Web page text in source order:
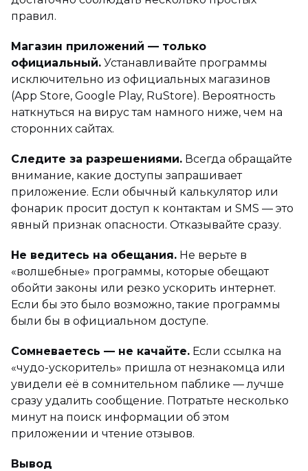
правил.
Магазин приложений — только
официальный. Устанавливайте программы
исключительно из официальных магазинов
(App Store, Google Play, RuStore). Вероятность
наткнуться на вирус там намного ниже, чем на
сторонних сайтах.
Следите за разрешениями. Всегда обращайте
внимание, какие доступы запрашивает
приложение. Если обычный калькулятор или
фонарик просит доступ к контактам и SMS — это
явный признак опасности. Отказывайте сразу.
Не ведитесь на обещания. Не верьте в
«волшебные» программы, которые обещают
обойти законы или резко ускорить интернет.
Если бы это было возможно, такие программы
были бы в официальном доступе.
Сомневаетесь — не качайте. Если ссылка на
«чудо-ускоритель» пришла от незнакомца или
увидели её в сомнительном паблике — лучше
сразу удалить сообщение. Потратьте несколько
минут на поиск информации об этом
приложении и чтение отзывов.
Вывод